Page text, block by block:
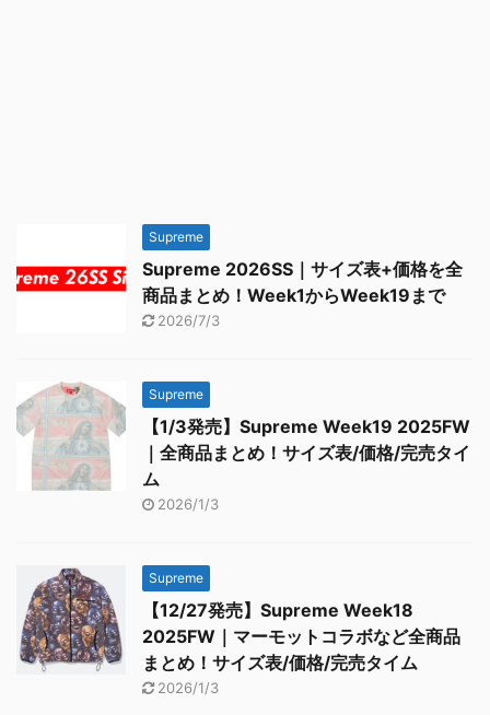
Supreme
Supreme 2026SS｜サイズ表+価格を全
商品まとめ！Week1からWeek19まで
2026/7/3
Supreme
【1/3発売】Supreme Week19 2025FW
｜全商品まとめ！サイズ表/価格/完売タイ
ム
2026/1/3
Supreme
【12/27発売】Supreme Week18
2025FW｜マーモットコラボなど全商品
まとめ！サイズ表/価格/完売タイム
2026/1/3